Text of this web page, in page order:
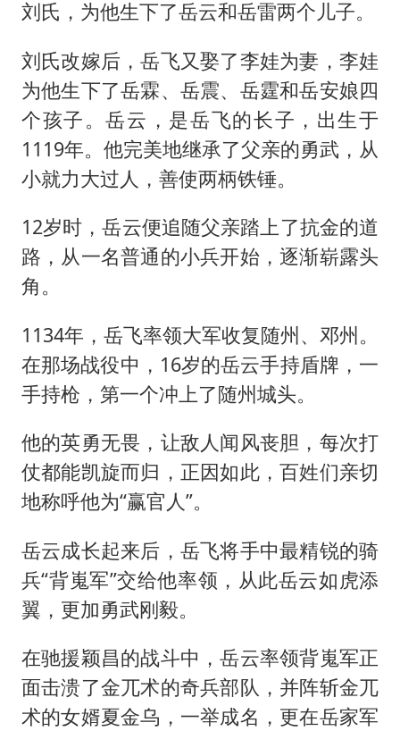
刘氏，为他生下了岳云和岳雷两个儿子。
刘氏改嫁后，岳飞又娶了李娃为妻，李娃
为他生下了岳霖、岳震、岳霆和岳安娘四
个孩子。岳云，是岳飞的长子，出生于
1119年。他完美地继承了父亲的勇武，从
小就力大过人，善使两柄铁锤。
12岁时，岳云便追随父亲踏上了抗金的道
路，从一名普通的小兵开始，逐渐崭露头
角。
1134年，岳飞率领大军收复随州、邓州。
在那场战役中，16岁的岳云手持盾牌，一
手持枪，第一个冲上了随州城头。
他的英勇无畏，让敌人闻风丧胆，每次打
仗都能凯旋而归，正因如此，百姓们亲切
地称呼他为“赢官人”。
岳云成长起来后，岳飞将手中最精锐的骑
兵“背嵬军”交给他率领，从此岳云如虎添
翼，更加勇武刚毅。
在驰援颖昌的战斗中，岳云率领背嵬军正
面击溃了金兀术的奇兵部队，并阵斩金兀
术的女婿夏金乌，一举成名，更在岳家军